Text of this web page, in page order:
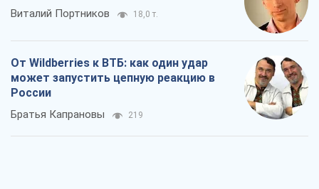
Виталий Портников 18,0 т.
От Wildberries к ВТБ: как один удар
может запустить цепную реакцию в
России
Братья Капрановы 219